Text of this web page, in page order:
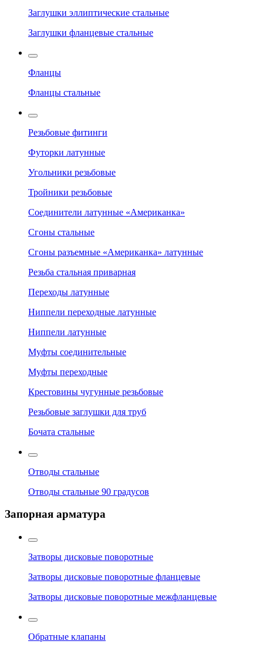
Заглушки эллиптические стальные
Заглушки фланцевые стальные
Фланцы
Фланцы стальные
Резьбовые фитинги
Футорки латунные
Угольники резьбовые
Тройники резьбовые
Соединители латунные «Американка»
Сгоны стальные
Сгоны разъемные «Американка» латунные
Резьба стальная приварная
Переходы латунные
Ниппели переходные латунные
Ниппели латунные
Муфты соединительные
Муфты переходные
Крестовины чугунные резьбовые
Резьбовые заглушки для труб
Бочата стальные
Отводы стальные
Отводы стальные 90 градусов
Запорная арматура
Затворы дисковые поворотные
Затворы дисковые поворотные фланцевые
Затворы дисковые поворотные межфланцевые
Обратные клапаны